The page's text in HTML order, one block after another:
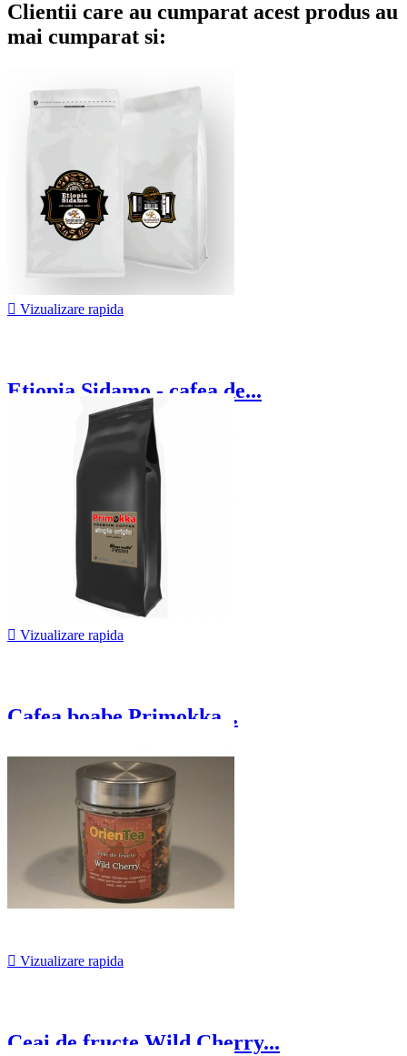
Clientii care au cumparat acest produs au
mai cumparat si:
 Vizualizare rapida
Etiopia Sidamo - cafea de...
 Vizualizare rapida
Cafea boabe Primokka...
De la65,00 lei
 Vizualizare rapida
Ceai de fructe Wild Cherry...